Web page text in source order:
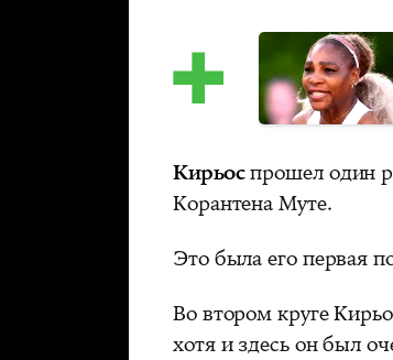
Кирьоспрошел один
Корантена Муте.
Это была его первая
Во втором круге
хотя и здесь он был